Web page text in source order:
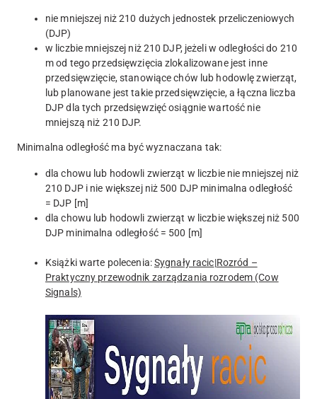
nie mniejszej niż 210 dużych jednostek przeliczeniowych
(DJP)
w liczbie mniejszej niż 210 DJP, jeżeli w odległości do 210
m od tego przedsięwzięcia zlokalizowane jest inne
przedsięwzięcie, stanowiące chów lub hodowlę zwierząt,
lub planowane jest takie przedsięwzięcie, a łączna liczba
DJP dla tych przedsięwzięć osiągnie wartość nie
mniejszą niż 210 DJP.
Minimalna odległość ma być wyznaczana tak:
dla chowu lub hodowli zwierząt w liczbie nie mniejszej niż
210 DJP i nie większej niż 500 DJP minimalna odległość
= DJP [m]
dla chowu lub hodowli zwierząt w liczbie większej niż 500
DJP minimalna odległość = 500 [m]
Książki warte polecenia:Sygnały racic|Rozród –
Praktyczny przewodnik zarządzania rozrodem (Cow
Signals)